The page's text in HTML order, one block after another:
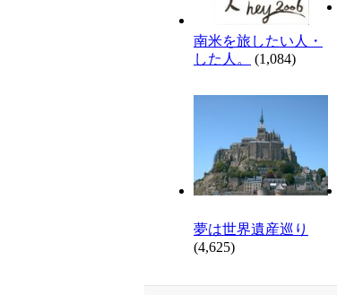
南米を旅したい人・
した人。
(1,084)
夢は世界遺産巡り
(4,625)